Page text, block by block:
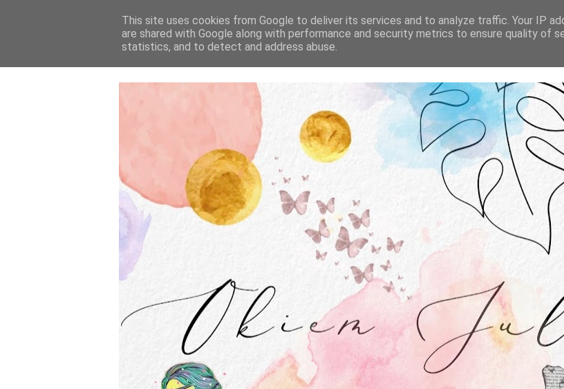
STRONA GŁÓWNA O MNIE
This site uses cookies from Google to deliver its services and to analyze traffic. Your IP
are shared with Google along with performance and security metrics to ensure quality of
statistics, and to detect and address abuse.